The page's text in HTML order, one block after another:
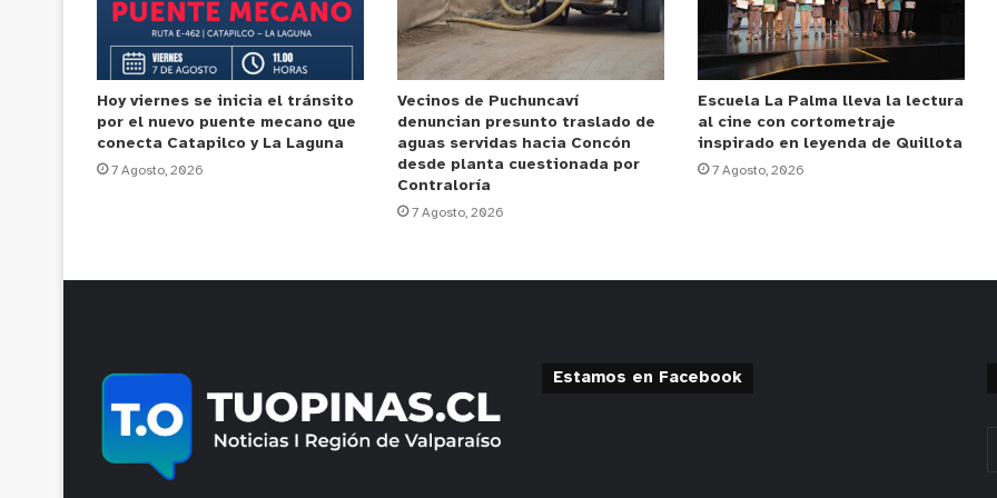
Hoy viernes se inicia el tránsito
por el nuevo puente mecano que
conecta Catapilco y La Laguna
7 Agosto, 2026
Vecinos de Puchuncaví
denuncian presunto traslado de
aguas servidas hacia Concón
desde planta cuestionada por
Contraloría
7 Agosto, 2026
Escuela La Palma lleva la lectura
al cine con cortometraje
inspirado en leyenda de Quillota
7 Agosto, 2026
Estamos en Facebook